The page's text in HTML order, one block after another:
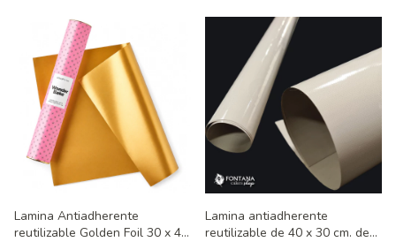
Lamina Antiadherente
reutilizable Golden Foil 30 x 40
Lamina antiadherente
reutilizable de 40 x 30 cm. de